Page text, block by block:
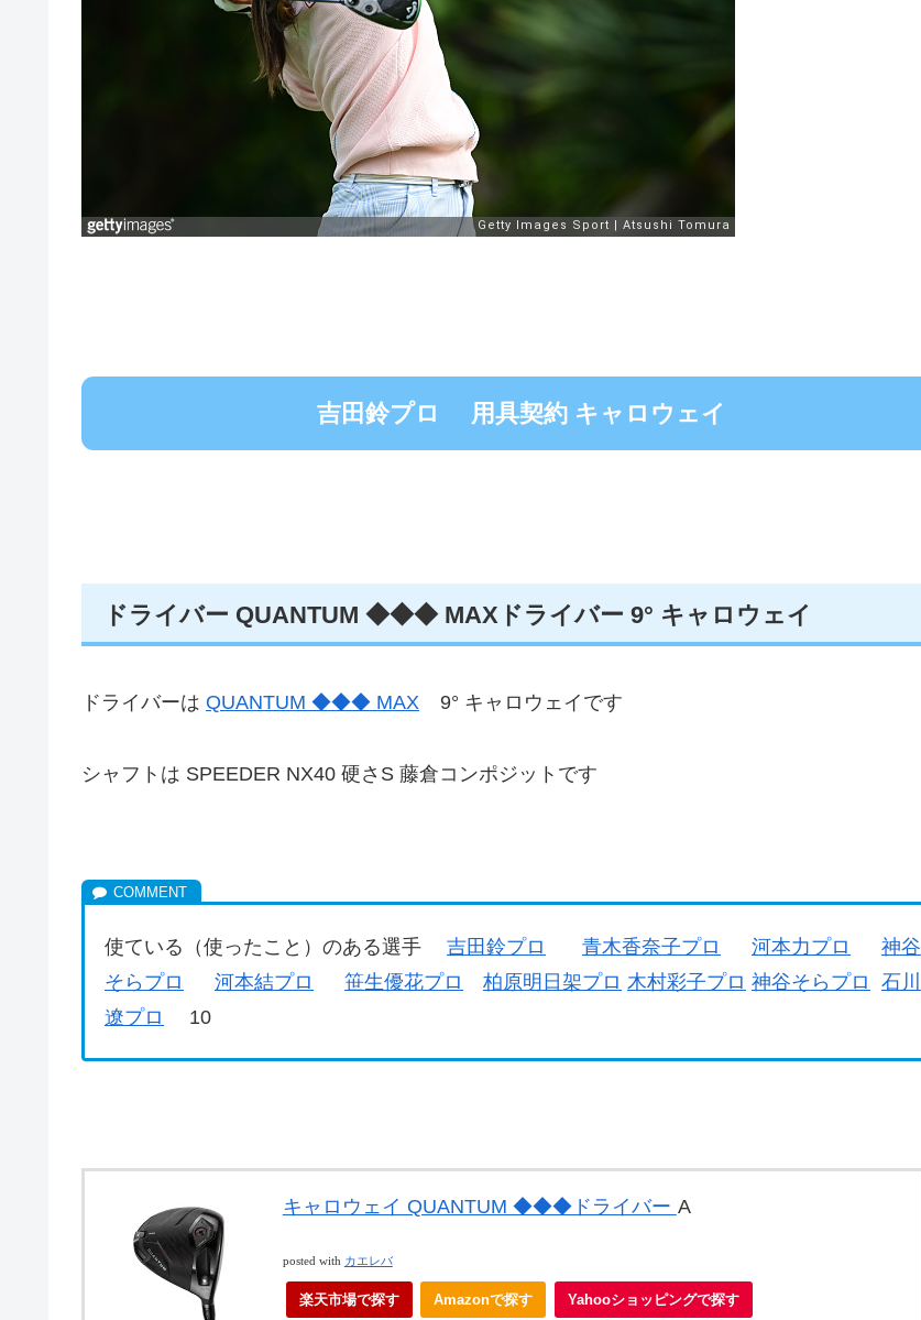
吉田鈴プロ 用具契約 キャロウェイ
ドライバー QUANTUM ◆◆◆ MAXドライバー 9° キャロウェイ
ドライバーは QUANTUM ◆◆◆ MAX 9° キャロウェイです
シャフトは SPEEDER NX40 硬さS 藤倉コンポジットです
使ている（使ったこと）のある選手 吉田鈴プロ 青木香奈子プロ 河本力プロ
神谷
そらプロ
河本結プロ 笹生優花プロ 柏原明日架プロ 木村彩子プロ 神谷そらプロ
石川
遼プロ
10
キャロウェイ QUANTUM ◆◆◆ドライバー A
posted with カエレバ
楽天市場で探す Amazonで探す Yahooショッピングで探す